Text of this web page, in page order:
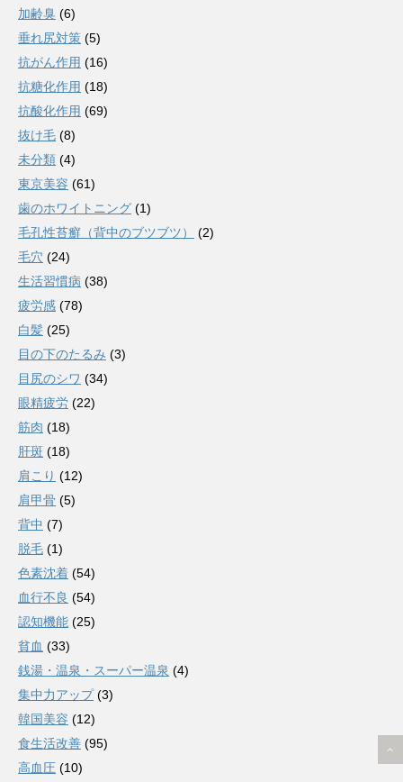
加齢臭 (6)
垂れ尻対策 (5)
抗がん作用 (16)
抗糖化作用 (18)
抗酸化作用 (69)
抜け毛 (8)
未分類 (4)
東京美容 (61)
歯のホワイトニング (1)
毛孔性苔癬（背中のブツブツ）
(2)
毛穴 (24)
生活習慣病 (38)
疲労感 (78)
白髪 (25)
目の下のたるみ (3)
目尻のシワ (34)
眼精疲労 (22)
筋肉 (18)
肝斑 (18)
肩こり (12)
肩甲骨 (5)
背中 (7)
脱毛 (1)
色素沈着 (54)
血行不良 (54)
認知機能 (25)
貧血 (33)
銭湯・温泉・スーパー温泉 (4)
集中力アップ(3)
韓国美容 (12)
食生活改善 (95)
高血圧 (10)